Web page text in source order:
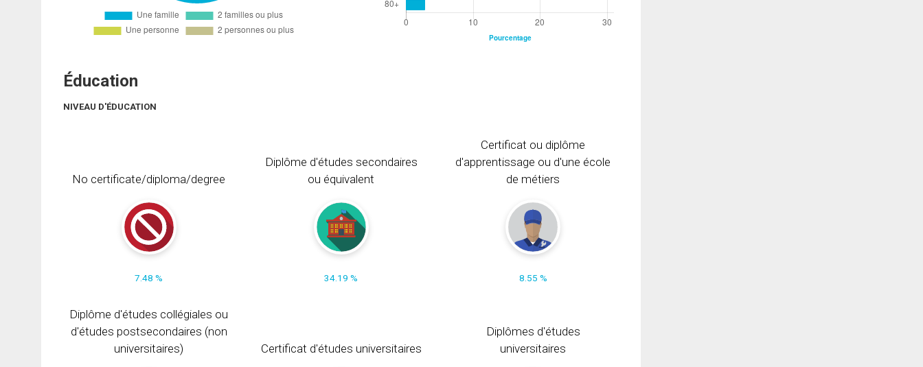
Éducation
NIVEAU D'ÉDUCATION
No certificate/diploma/degree
7.48 %
Diplôme d'études secondaires
ou équivalent
34.19 %
Certificat ou diplôme
d'apprentissage ou d'une école
de métiers
8.55 %
Diplôme d'études collégiales ou
d'études postsecondaires (non
universitaires)
Certificat d'études universitaires
Diplômes d'études
universitaires